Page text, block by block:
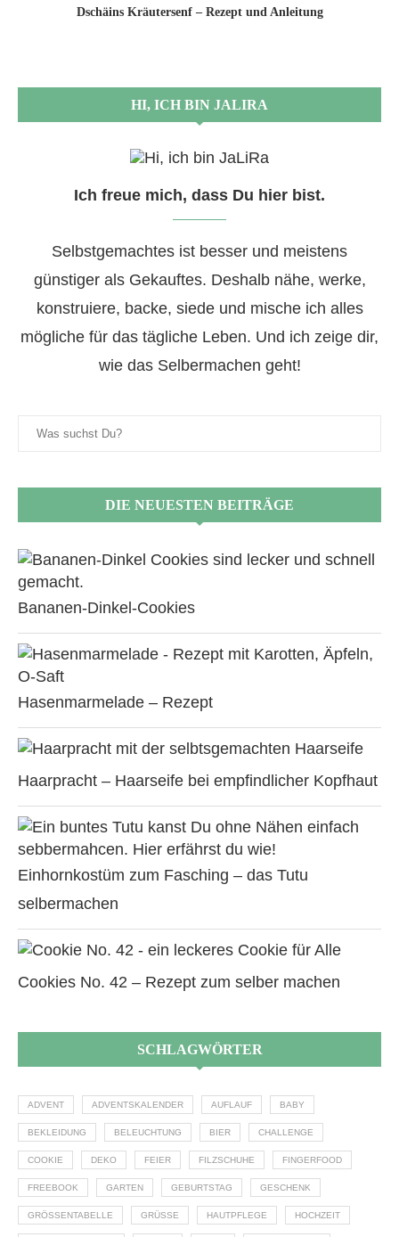
Dschäins Kräutersenf – Rezept und Anleitung
HI, ICH BIN JALIRA
Ich freue mich, dass Du hier bist.
Selbstgemachtes ist besser und meistens
günstiger als Gekauftes. Deshalb nähe, werke,
konstruiere, backe, siede und mische ich alles
mögliche für das tägliche Leben. Und ich zeige dir,
wie das Selbermachen geht!
DIE NEUESTEN BEITRÄGE
Bananen-Dinkel-Cookies
Hasenmarmelade – Rezept
Haarpracht – Haarseife bei empfindlicher Kopfhaut
Einhornkostüm zum Fasching – das Tutu
selbermachen
Cookies No. 42 – Rezept zum selber machen
SCHLAGWÖRTER
ADVENT ADVENTSKALENDER AUFLAUF BABY
BEKLEIDUNG BELEUCHTUNG BIER CHALLENGE
COOKIE DEKO FEIER FILZSCHUHE FINGERFOOD
FREEBOOK GARTEN GEBURTSTAG GESCHENK
GRÖSSENTABELLE GRÜSSE HAUTPFLEGE HOCHZEIT